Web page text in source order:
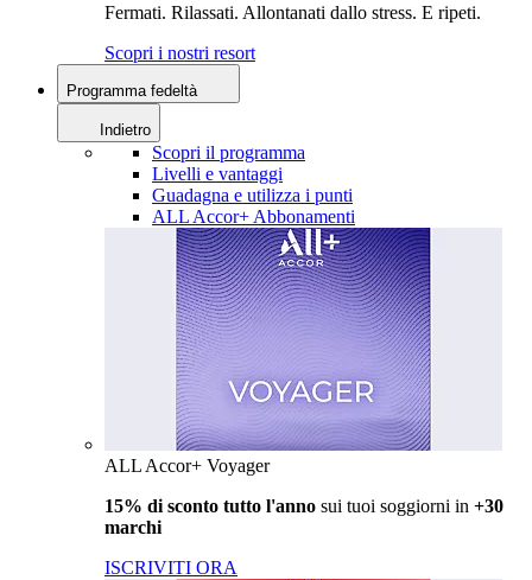
Fermati. Rilassati. Allontanati dallo stress. E ripeti.
Scopri i nostri resort
Programma fedeltà
Indietro
Scopri il programma
Livelli e vantaggi
Guadagna e utilizza i punti
ALL Accor+ Abbonamenti
ALL Accor+ Voyager
15% di sconto tutto l'anno sui tuoi soggiorni in +30
marchi
ISCRIVITI ORA